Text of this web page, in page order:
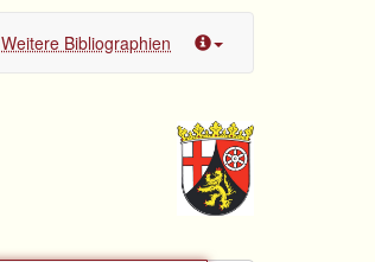
Weitere Bibliographien